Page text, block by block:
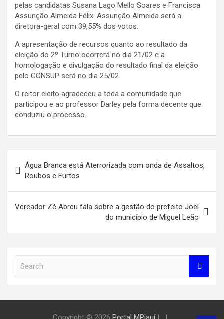
pelas candidatas Susana Lago Mello Soares e Francisca
Assunção Almeida Félix. Assunção Almeida será a
diretora-geral com 39,55% dos votos.
A apresentação de recursos quanto ao resultado da
eleição do 2º Turno ocorrerá no dia 21/02 e a
homologação e divulgação do resultado final da eleição
pelo CONSUP será no dia 25/02.
O reitor eleito agradeceu a toda a comunidade que
participou e ao professor Darley pela forma decente que
conduziu o processo.
Navegação
de
Post
Água Branca está Aterrorizada com onda de Assaltos,
Roubos e Furtos
Vereador Zé Abreu fala sobre a gestão do prefeito Joel
do município de Miguel Leão
c